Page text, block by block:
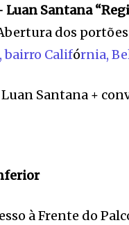
Santana
dos
bairro Califórnia,
Santana +
à Frente do